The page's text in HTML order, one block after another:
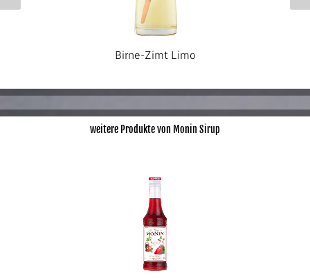
Birne-Zimt Limo
weitere Produkte von Monin Sirup